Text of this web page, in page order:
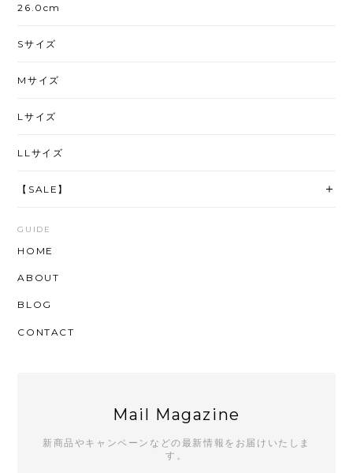
26.0cm
Sサイズ
Mサイズ
Lサイズ
LLサイズ
【SALE】
GUIDE
HOME
ABOUT
BLOG
CONTACT
Mail Magazine
新商品やキャンペーンなどの最新情報をお届けいたしま
す。